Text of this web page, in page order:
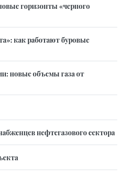
горизонты «черного
как работают буровые
новые объемы газа от
нефтегазового сектора